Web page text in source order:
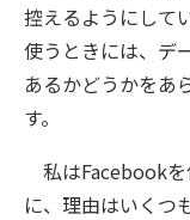
控えるようにして
使うときには、デ
あるかどうかをあ
す。
私はFacebookを
に、理由はいくつ